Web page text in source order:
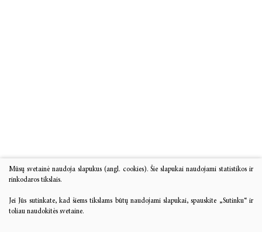
Mūsų svetainė naudoja slapukus (angl. cookies). Šie slapukai naudojami statistikos ir
rinkodaros tikslais.
Jei Jūs sutinkate, kad šiems tikslams būtų naudojami slapukai, spauskite „Sutinku“ ir
toliau naudokitės svetaine.